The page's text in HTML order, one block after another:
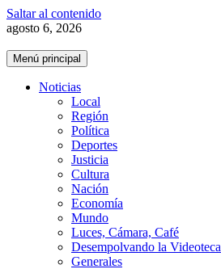
Saltar al contenido
agosto 6, 2026
Menú principal
Noticias
Local
Región
Política
Deportes
Justicia
Cultura
Nación
Economía
Mundo
Luces, Cámara, Café
Desempolvando la Videoteca
Generales